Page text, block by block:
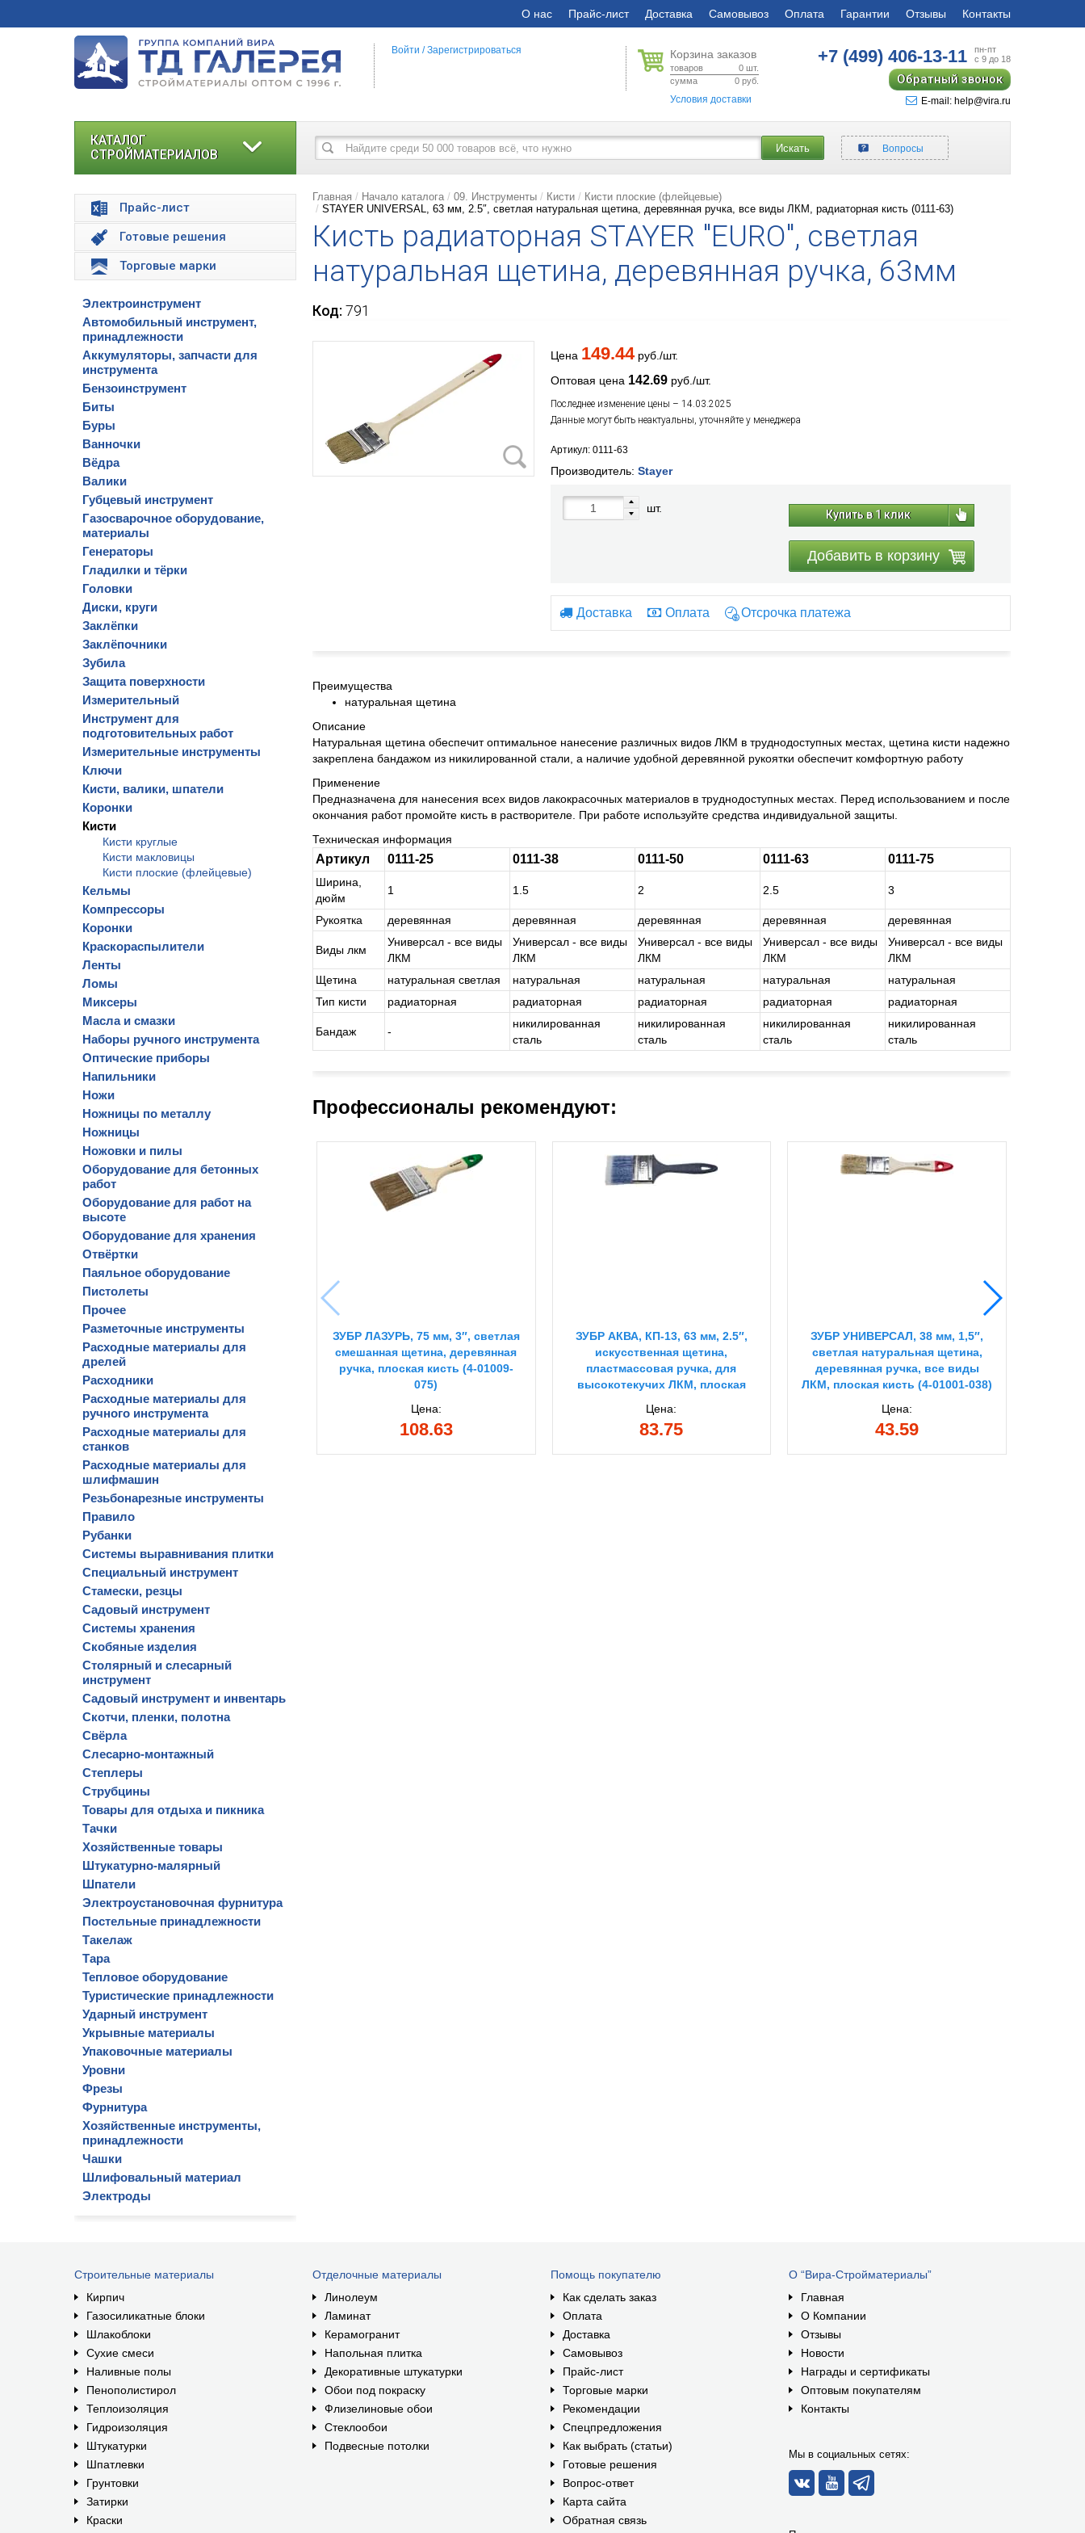
О нас Прайс-лист Доставка Самовывоз Оплата Гарантии Отзывы Контакты
Корзина заказов
товаров 0 шт.
сумма
0 руб.
Условия доставки
+7 (499)406-13-11
пн-пт
с 9 до 18
Обратный звонок
E-mail: help@vira.ru
Войти /Зарегистрироваться
КАТАЛОГ
СТРОЙМАТЕРИАЛОВ
Прайс-лист
Готовые решения
Торговые марки
Электроинструмент
Автомобильный инструмент,
принадлежности
Аккумуляторы, запчасти для
инструмента
Бензоинструмент
Биты
Буры
Ванночки
Вёдра
Валики
Губцевый инструмент
Газосварочное оборудование,
материалы
Генераторы
Гладилки и тёрки
Головки
Диски, круги
Заклёпки
Заклёпочники
Зубила
Защита поверхности
Измерительный
Инструмент для
подготовительных работ
Измерительные инструменты
Ключи
Кисти, валики, шпатели
Коронки
Кисти
Кисти круглые
Кисти макловицы
Кисти плоские (флейцевые)
Кельмы
Компрессоры
Коронки
Краскораспылители
Ленты
Ломы
Миксеры
Масла и смазки
Наборы ручного инструмента
Оптические приборы
Напильники
Ножи
Ножницы по металлу
Ножницы
Ножовки и пилы
Оборудование для бетонных
работ
Оборудование для работ на
высоте
Оборудование для хранения
Отвёртки
Паяльное оборудование
Пистолеты
Прочее
Разметочные инструменты
Расходные материалы для
дрелей
Расходники
Расходные материалы для
ручного инструмента
Расходные материалы для
станков
Расходные материалы для
шлифмашин
Резьбонарезные инструменты
Правило
Рубанки
Системы выравнивания плитки
Специальный инструмент
Стамески, резцы
Садовый инструмент
Системы хранения
Скобяные изделия
Столярный и слесарный
инструмент
Садовый инструмент и инвентарь
Скотчи, пленки, полотна
Свёрла
Слесарно-монтажный
Степлеры
Струбцины
Товары для отдыха и пикника
Тачки
Хозяйственные товары
Штукатурно-малярный
Шпатели
Электроустановочная фурнитура
Постельные принадлежности
Такелаж
Тара
Тепловое оборудование
Туристические принадлежности
Ударный инструмент
Укрывные материалы
Упаковочные материалы
Уровни
Фрезы
Фурнитура
Хозяйственные инструменты,
принадлежности
Чашки
Шлифовальный материал
Электроды
Искать Вопросы
Главная Начало каталога 09. Инструменты Кисти
Кисти плоские (флейцевые)
STAYER UNIVERSAL, 63 мм, 2.5″, светлая натуральная щетина, деревянная ручка, все виды ЛКМ, радиаторная кисть (0111-63)
Кисть радиаторная STAYER "EURO", светлая
натуральная щетина, деревянная ручка, 63мм
Код: 791
Цена 149.44руб./шт.
Оптовая цена 142.69руб./шт.
Последнее изменение цены – 14.03.2025
Данные могут быть неактуальны, уточняйте у менеджера
Артикул: 0111-63
Производитель: Stayer
шт. Купить в 1 клик
Добавить в корзину
Доставка Оплата Отсрочка платежа
Преимущества
натуральная щетина
Описание
Натуральная щетина обеспечит оптимальное нанесение различных видов ЛКМ в труднодоступных местах, щетина кисти надежно
закреплена бандажом из никилированной стали, а наличие удобной деревянной рукоятки обеспечит комфортную работу
Применение
Предназначена для нанесения всех видов лакокрасочных материалов в труднодоступных местах. Перед использованием и после
окончания работ промойте кисть в растворителе. При работе используйте средства индивидуальной защиты.
Техническая информация
Артикул 0111-25 0111-38 0111-50 0111-63 0111-75
Ширина,
дюйм
1 1.5 2 2.5 3
Рукоятка де­ре­вян­ная де­ре­вян­ная де­ре­вян­ная де­ре­вян­ная де­ре­вян­ная
Виды лкм
Уни­вер­сал - все виды
ЛКМ
Уни­вер­сал - все виды
ЛКМ
Уни­вер­сал - все виды
ЛКМ
Уни­вер­сал - все виды
ЛКМ
Уни­вер­сал - все виды
ЛКМ
Щетина
на­ту­раль­ная свет­лая на­ту­раль­ная на­ту­раль­ная на­ту­раль­ная
на­ту­раль­ная
Тип кисти
ра­ди­а­тор­ная ра­ди­а­тор­ная ра­ди­а­тор­ная ра­ди­а­тор­ная ра­ди­а­тор­ная
Бандаж -
ни­ки­ли­ро­ван­ная
сталь
ни­ки­ли­ро­ван­ная
сталь
ни­ки­ли­ро­ван­ная
сталь
ни­ки­ли­ро­ван­ная
сталь
Профессионалы рекомендуют:
ЗУБР ЛАЗУРЬ, 75 мм, 3″, светлая
смешанная щетина, деревянная
ручка, плоская кисть (4-01009-
075)
Цена:
108.63
ЗУБР АКВА, КП-13, 63 мм, 2.5″,
искусственная щетина,
пластмассовая ручка, для
высокотекучих ЛКМ, плоская
Цена:
83.75
ЗУБР УНИВЕРСАЛ, 38 мм, 1,5″,
светлая натуральная щетина,
деревянная ручка, все виды
ЛКМ, плоская кисть (4-01001-038)
Цена:
43.59
Строительные материалы
Кирпич
Газосиликатные блоки
Шлакоблоки
Сухие смеси
Наливные полы
Пенополистирол
Теплоизоляция
Гидроизоляция
Штукатурки
Шпатлевки
Грунтовки
Затирки
Краски
Отделочные материалы
Линолеум
Ламинат
Керамогранит
Напольная плитка
Декоративные штукатурки
Обои под покраску
Флизелиновые обои
Стеклообои
Подвесные потолки
Помощь покупателю
Как сделать заказ
Оплата
Доставка
Самовывоз
Прайс-лист
Торговые марки
Рекомендации
Спецпредложения
Как выбрать (статьи)
Готовые решения
Вопрос-ответ
Карта сайта
Обратная связь
О “Вира-Стройматериалы”
Главная
О Компании
Отзывы
Новости
Награды и сертификаты
Оптовым покупателям
Контакты
Мы в социальных сетях: